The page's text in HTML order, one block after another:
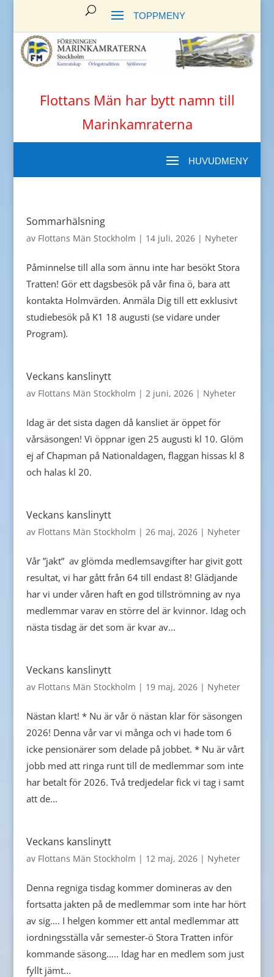
Flottans Män har bytt namn till
Marinkamraterna
Sommarhälsning
av Flottans Män Stockholm | 14 juli, 2026| Nyheter
Påminnelse till alla som ännu inte har besökt Stora
Tratten! Gör ett dagsbesök på vår fina ö, bara att
kontakta Holmvärden. Anmäla Dig till ett exklusivt
studiebesök på K1 18 augusti (se vidare under
Program).
Veckans kanslinytt
av Flottans Män Stockholm | 2 juni, 2026| Nyheter
Idag är det sista dagen då kansliet är öppet för
vårsäsongen! Vi öppnar igen 25 augusti kl 10. Glöm
ej af Chapman på Nationaldagen, flaggan hissas kl 8
och halas kl 20.
Veckans kanslinytt
av Flottans Män Stockholm | 26 maj, 2026| Nyheter
Vår ”jakt” av glömda medlemsavgifter har givit gott
resultat, vi har gått från 64 till endast 8! Glädjande
har vi under våren haft en god tillströmning av nya
medlemmar varav en större del är kvinnor. Idag och
nästa tisdag är det som är kvar av...
Veckans kanslinytt
av Flottans Män Stockholm | 19 maj, 2026| Nyheter
Nästan klart! * Nu är vår ö nästan klar för säsongen
2026! Denna vår var vi många och vi hade tom 6
icke pensionärer som delade på jobbet. * Nu är vårt
jobb med att ringa runt till de medlemmar som inte
har betalt för 2026. Två tredjedelar fick vi tag i samt
att de...
Veckans kanslinytt
av Flottans Män Stockholm | 12 maj, 2026| Nyheter
Denna regniga tisdag kommer domineras av den
fortsatta jakten på de medlemmar som inte har hört
av sig…. I helgen kommer ett antal medlemmar att
iordningsställa vår semester-ö Stora Tratten inför
kommande säsong….. Idag har en medlem som just
fyllt jämt...